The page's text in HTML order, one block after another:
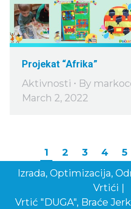
Projekat “Afrika”
Aktivnosti
By
March 2, 2022
1 2 3 4 5
Izrada, Optimizacija,
Vrtići |
Vrtić "DUGA", Braće